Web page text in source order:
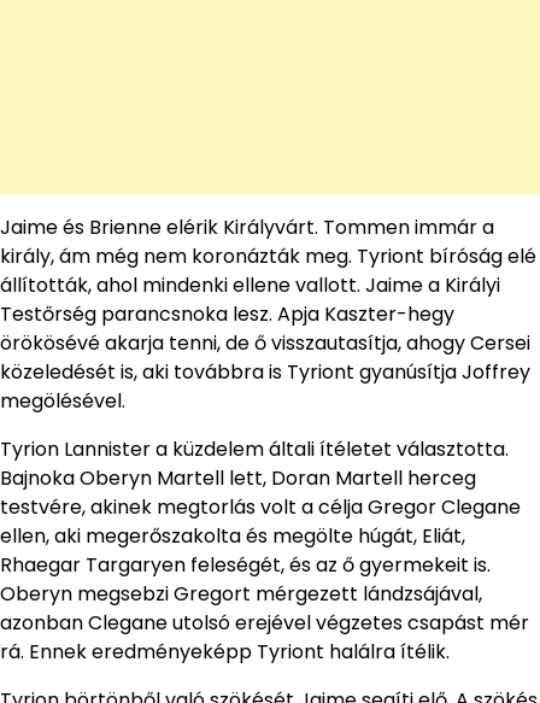
Jaime és Brienne elérik Királyvárt. Tommen immár a
király, ám még nem koronázták meg. Tyriont bíróság elé
állították, ahol mindenki ellene vallott. Jaime a Királyi
Testőrség parancsnoka lesz. Apja Kaszter-hegy
örökösévé akarja tenni, de ő visszautasítja, ahogy Cersei
közeledését is, aki továbbra is Tyriont gyanúsítja Joffrey
megölésével.
Tyrion Lannister a küzdelem általi ítéletet választotta.
Bajnoka Oberyn Martell lett, Doran Martell herceg
testvére, akinek megtorlás volt a célja Gregor Clegane
ellen, aki megerőszakolta és megölte húgát, Eliát,
Rhaegar Targaryen feleségét, és az ő gyermekeit is.
Oberyn megsebzi Gregort mérgezett lándzsájával,
azonban Clegane utolsó erejével végzetes csapást mér
rá. Ennek eredményeképp Tyriont halálra ítélik.